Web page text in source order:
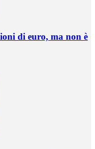
di euro, ma non è